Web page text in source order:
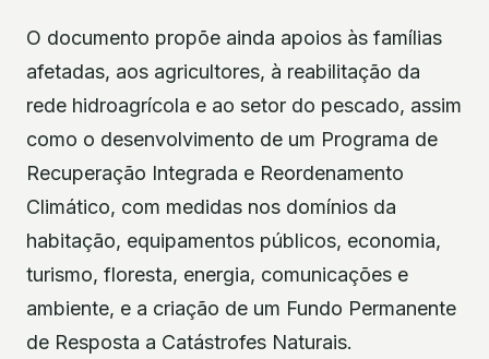
O documento propõe ainda apoios às famílias
afetadas, aos agricultores, à reabilitação da
rede hidroagrícola e ao setor do pescado, assim
como o desenvolvimento de um Programa de
Recuperação Integrada e Reordenamento
Climático, com medidas nos domínios da
habitação, equipamentos públicos, economia,
turismo, floresta, energia, comunicações e
ambiente, e a criação de um Fundo Permanente
de Resposta a Catástrofes Naturais.